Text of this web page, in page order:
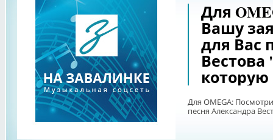
Для
Вашу
для Вас
Для OMEGA:
песня Александра